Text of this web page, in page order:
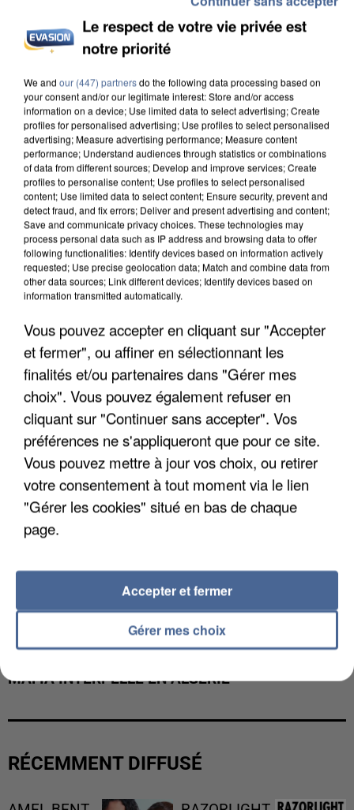
INCENDIES : L’ÎLE-DE-FRANCE LANCE UN ÉLAN
APRÈS TOUTES CES CANICULES, LES REFUGES
DE FAUNE SAUVAGE SONT...
MAFIA INTERPELLÉ EN ALGÉRIE
RÉCEMMENT DIFFUSÉ
Le respect de votre vie privée est
notre priorité
We and our (447) partnersdo the following data processing based on
your consent and/or our legitimate interest: Store and/or access
information on a device; Use limited data to select advertising; Create
profiles for personalised advertising; Use profiles to select personalised
advertising; Measure advertising performance; Measure content
performance; Understand audiences through statistics or combinations
of data from different sources; Develop and improve services; Create
profiles to personalise content; Use profiles to select personalised
content; Use limited data to select content; Ensure security, prevent and
detect fraud, and fix errors; Deliver and present advertising and content;
Save and communicate privacy choices. These technologies may
process personal data such as IP address and browsing data to offer
following functionalities: Identify devices based on information actively
requested; Use precise geolocation data; Match and combine data from
other data sources; Link different devices; Identify devices based on
information transmitted automatically.
Vous pouvez accepter en cliquant sur "Accepter
et fermer", ou affiner en sélectionnant les
finalités et/ou partenaires dans "Gérer mes
choix". Vous pouvez également refuser en
cliquant sur "Continuer sans accepter". Vos
préférences ne s'appliqueront que pour ce site.
Vous pouvez mettre à jour vos choix, ou retirer
votre consentement à tout moment via le lien
"Gérer les cookies" situé en bas de chaque
page.
Gérer mes choix
Accepter et fermer